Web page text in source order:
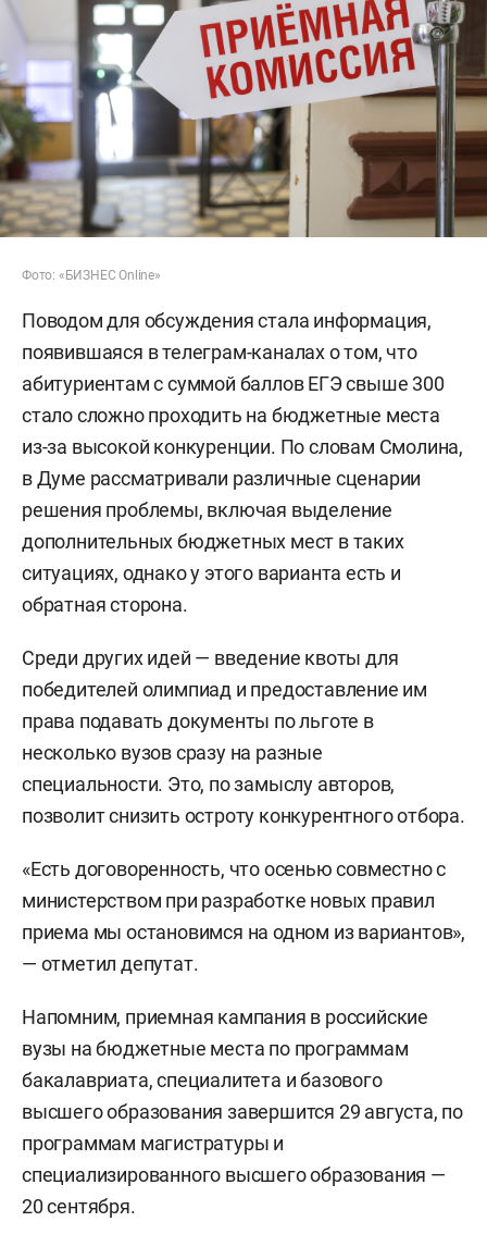
Фото: «БИЗНЕС Online»
Поводом для обсуждения стала информация,
появившаяся в телеграм-каналах о том, что
абитуриентам с суммой баллов ЕГЭ свыше 300
стало сложно проходить на бюджетные места
из-за высокой конкуренции. По словам Смолина,
в Думе рассматривали различные сценарии
решения проблемы, включая выделение
дополнительных бюджетных мест в таких
ситуациях, однако у этого варианта есть и
обратная сторона.
Среди других идей — введение квоты для
победителей олимпиад и предоставление им
права подавать документы по льготе в
несколько вузов сразу на разные
специальности. Это, по замыслу авторов,
позволит снизить остроту конкурентного отбора.
«Есть договоренность, что осенью совместно с
министерством при разработке новых правил
приема мы остановимся на одном из вариантов»,
— отметил депутат.
Напомним, приемная кампания в российские
вузы на бюджетные места по программам
бакалавриата, специалитета и базового
высшего образования завершится 29 августа, по
программам магистратуры и
специализированного высшего образования —
20 сентября.